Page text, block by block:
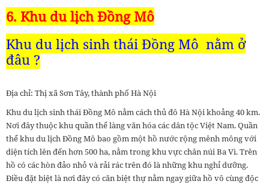
6. Khu du lịch Đồng Mô
Khu du lịch sinh thái Đồng Mô nằm ở
đâu ?
Địa chỉ: Thị xã Sơn Tây, thành phố Hà Nội
Khu du lịch sinh thái Đồng Mô nằm cách thủ đô Hà Nội khoảng 40 km.
Nơi đây thuộc khu quần thể làng văn hóa các dân tộc Việt Nam. Quần
thể khu du lịch Đồng Mô bao gồm một hồ nước rộng mênh mông với
diện tích lên đến hơn 500 ha, nằm trong khu vực chân núi Ba Vì. Trên
hồ có các hòn đảo nhỏ và rải rác trên đó là những khu nghỉ dưỡng.
Điều đặt biệt là nơi đây có căn biệt thự nằm ngay giữa hồ vô cùng độc